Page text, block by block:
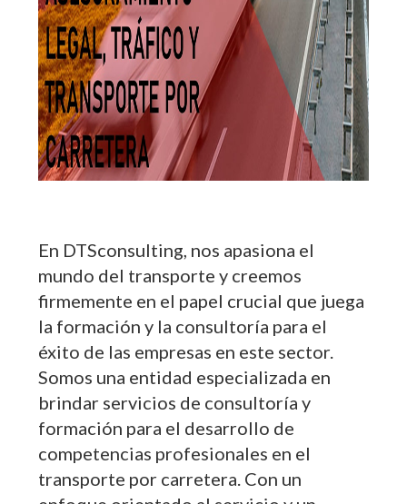
En DTSconsulting, nos apasiona el
mundo del transporte y creemos
firmemente en el papel crucial que juega
la formación y la consultoría para el
éxito de las empresas en este sector.
Somos una entidad especializada en
brindar servicios de consultoría y
formación para el desarrollo de
competencias profesionales en el
transporte por carretera. Con un